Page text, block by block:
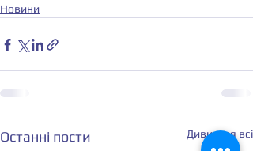
Новини
Останні пости Дивитися всі